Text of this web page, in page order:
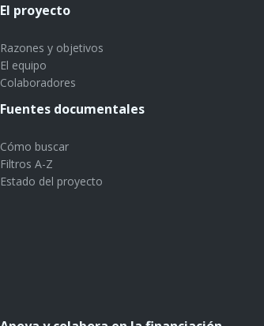
El proyecto
Razones y objetivos
El equipo
Colaboradores
Fuentes documentales
Cómo buscar
Filtros A-Z
Estado del proyecto